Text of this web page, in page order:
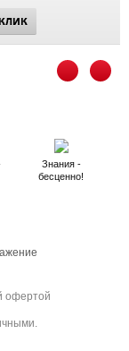
Знания -
бесценно!
офертой